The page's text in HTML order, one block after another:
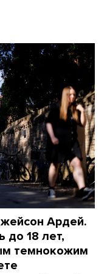
Ардей.
до 18 лет,
темнокожим